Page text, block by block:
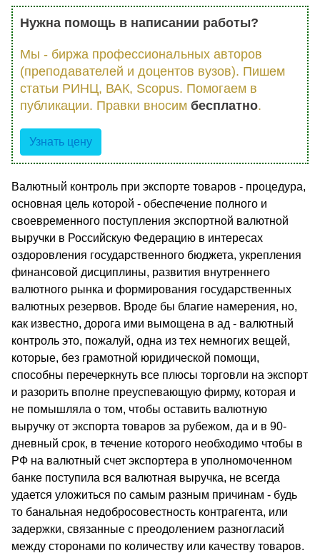
Нужна помощь в написании работы?
Мы - биржа профессиональных авторов
(преподавателей и доцентов вузов). Пишем
статьи РИНЦ, ВАК, Scopus. Помогаем в
публикации. Правки вносим бесплатно.
Узнать цену
Валютный контроль при экспорте товаров - процедура,
основная цель которой - обеспечение полного и
своевременного поступления экспортной валютной
выручки в Российскую Федерацию в интересах
оздоровления государственного бюджета, укрепления
финансовой дисциплины, развития внутреннего
валютного рынка и формирования государственных
валютных резервов. Вроде бы благие намерения, но,
как известно, дорога ими вымощена в ад - валютный
контроль это, пожалуй, одна из тех немногих вещей,
которые, без грамотной юридической помощи,
способны перечеркнуть все плюсы торговли на экспорт
и разорить вполне преуспевающую фирму, которая и
не помышляла о том, чтобы оставить валютную
выручку от экспорта товаров за рубежом, да и в 90-
дневный срок, в течение которого необходимо чтобы в
РФ на валютный счет экспортера в уполномоченном
банке поступила вся валютная выручка, не всегда
удается уложиться по самым разным причинам - будь
то банальная недобросовестность контрагента, или
задержки, связанные с преодолением разногласий
между сторонами по количеству или качеству товаров.